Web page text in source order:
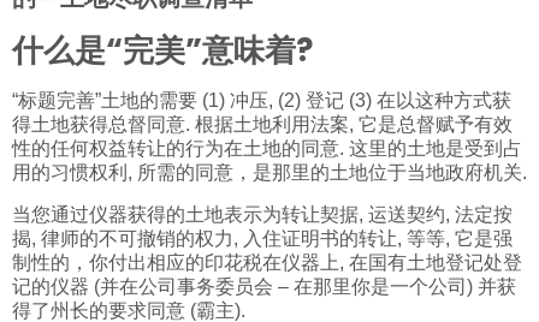
什么是“完美”意味着?
“标题完善”土地的需要 (1) 冲压, (2) 登记 (3) 在以这种方式获
得土地获得总督同意. 根据土地利用法案, 它是总督赋予有效
性的任何权益转让的行为在土地的同意. 这里的土地是受到占
用的习惯权利, 所需的同意，是那里的土地位于当地政府机关.
当您通过仪器获得的土地表示为转让契据, 运送契约, 法定按
揭, 律师的不可撤销的权力, 入住证明书的转让, 等等, 它是强
制性的，你付出相应的印花税在仪器上, 在国有土地登记处登
记的仪器 (并在公司事务委员会 – 在那里你是一个公司) 并获
得了州长的要求同意 (霸主).